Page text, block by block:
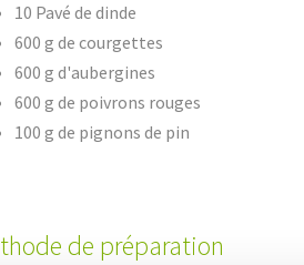
10 Pavé de dinde
600 g de courgettes
600 g d'aubergines
600 g de poivrons rouges
100 g de pignons de pin
de préparation